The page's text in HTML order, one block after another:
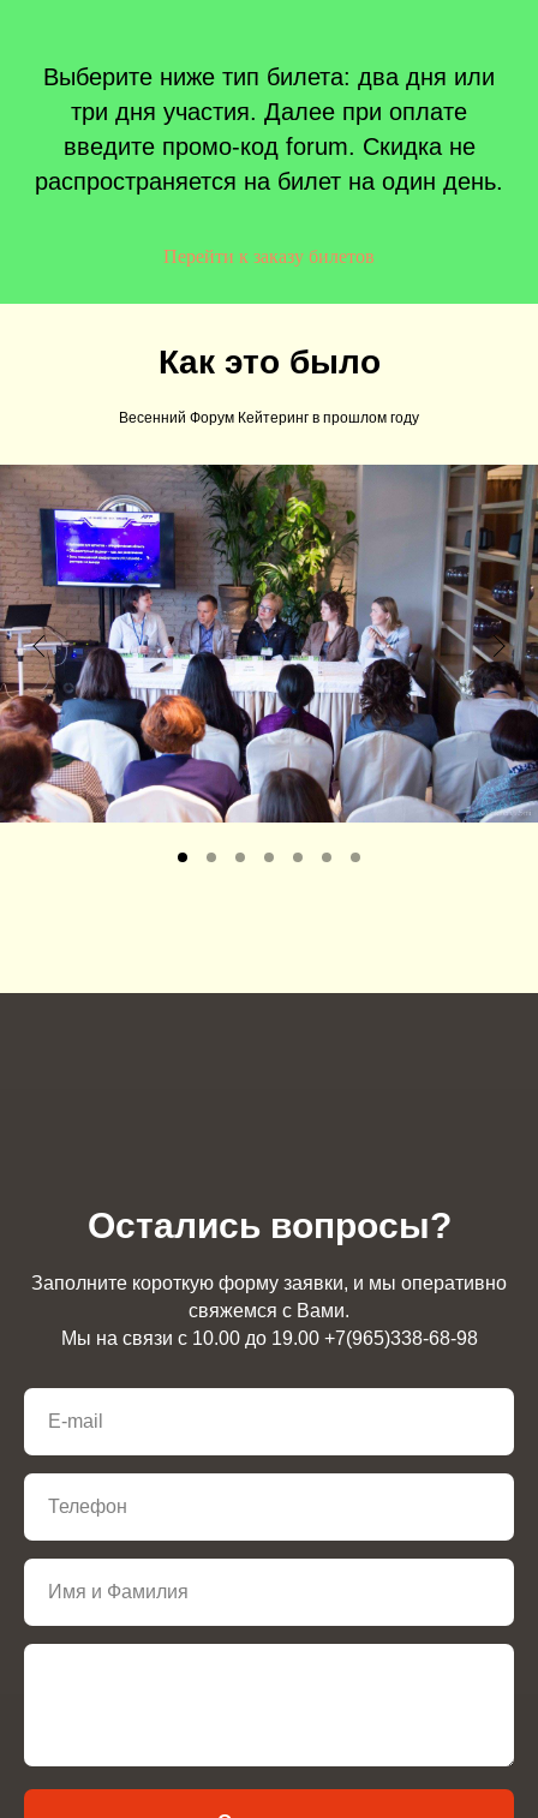
Выберите ниже тип билета: два дня или
три дня участия. Далее при оплате
введите промо-код forum. Скидка не
распространяется на билет на один день.
Перейти к заказу билетов
Как это было
Весенний Форум Кейтеринг в прошлом году
Остались вопросы?
Заполните короткую форму заявки, и мы оперативно
свяжемся с Вами.
Мы на связи с 10.00 до 19.00 +7(965)338-68-98